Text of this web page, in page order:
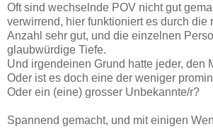
Oft sind wechselnde POV nicht gut
verwirrend, hier funktioniert es durch die
Anzahl sehr gut, und die einzelnen
glaubwürdige Tiefe.
Und irgendeinen Grund hatte jeder, den
Oder ist es doch eine der weniger
Oder ein (eine) grosser Unbekannte/r?
Spannend gemacht, und mit einigen